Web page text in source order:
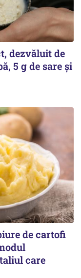
dezvăluit de
5 g de sare și
de cartofi
care